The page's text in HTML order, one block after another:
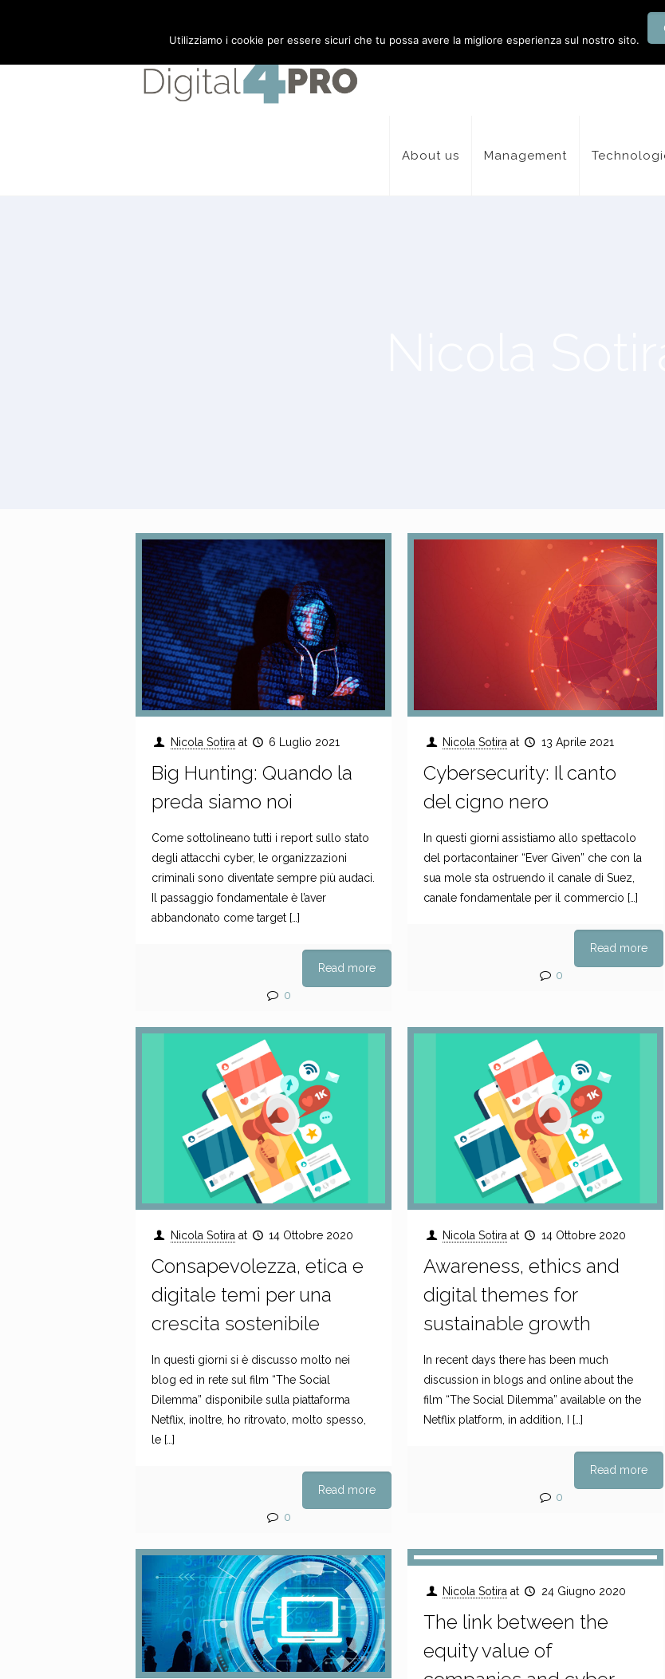
About us Management
Nicola Sotira at 6 Luglio 2021
Big Hunting: Quando la
preda siamo noi
Come sottolineano tutti i report sullo stato
degli attacchi cyber, le organizzazioni
criminali sono diventate sempre più audaci.
Il passaggio fondamentale è l’aver
abbandonato come target […]
0
Read more
Nicola Sotira at 13 Aprile 2021
Cybersecurity: Il canto
del cigno nero
In questi giorni assistiamo allo spettacolo
del portacontainer “Ever Given” che con la
sua mole sta ostruendo il canale di Suez,
canale fondamentale per il commercio […]
0
Read more
Nicola Sotira at 14 Ottobre 2020
Consapevolezza, etica e
digitale temi per una
crescita sostenibile
In questi giorni si è discusso molto nei
blog ed in rete sul film “The Social
Dilemma” disponibile sulla piattaforma
Netflix, inoltre, ho ritrovato, molto spesso,
le […]
0
Read more
Nicola Sotira at 14 Ottobre 2020
Awareness, ethics and
digital themes for
sustainable growth
In recent days there has been much
discussion in blogs and online about the
film “The Social Dilemma” available on the
Netflix platform, in addition, I
[…]
0
Read more
Nicola Sotira at 24 Giugno 2020
The link between the
equity value of
Utilizziamo i cookie per essere sicuri che tu possa avere la migliore esperienza sul nostro sito.